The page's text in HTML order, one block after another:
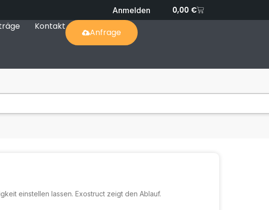
0,00 €
Anmelden
Kontakt
Anfrage
einstellen lassen. Exostruct zeigt den Ablauf.